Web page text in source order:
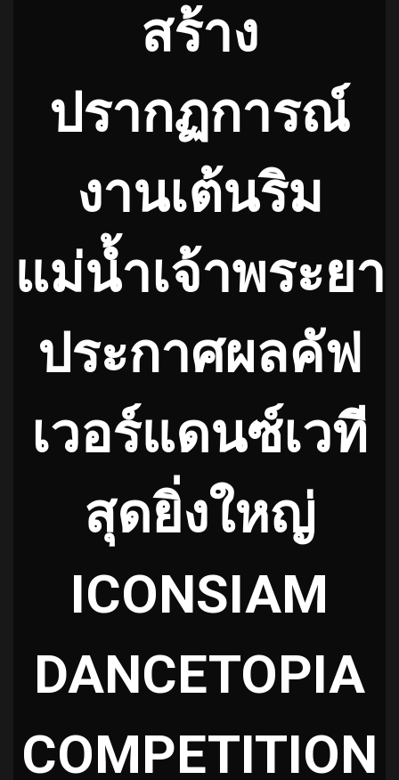
สร้าง
ปรากฏการณ์
งานเต้นริม
แม่น้ำเจ้าพระยา
ประกาศผลคัฟ
เวอร์แดนซ์เวที
สุดยิ่งใหญ่
ICONSIAM
DANCETOPIA
COMPETITION